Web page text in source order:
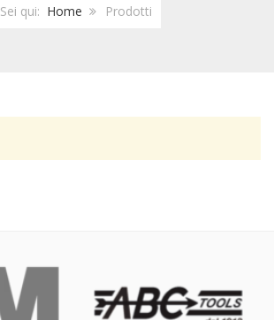
Sei qui: Home Prodotti